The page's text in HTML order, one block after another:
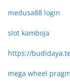
medusa88 login
slot kamboja
https://
mega wheel